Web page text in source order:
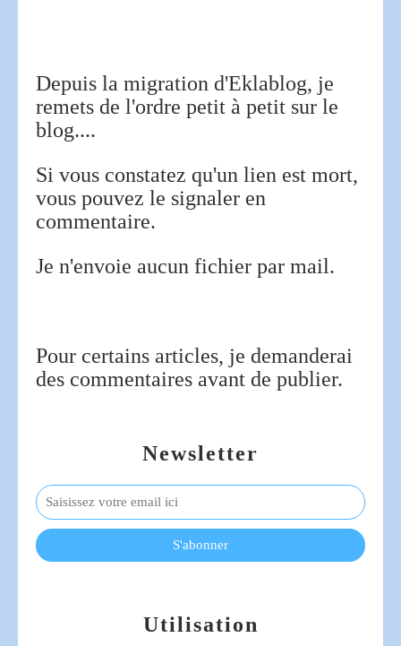
Newsletter
Depuis la migration d'Eklablog, je
remets de l'ordre petit à petit sur le
blog....
Si vous constatez qu'un lien est mort,
vous pouvez le signaler en
commentaire.
Je n'envoie aucun fichier par mail.
Pour certains articles, je demanderai
des commentaires avant de publier.
Utilisation